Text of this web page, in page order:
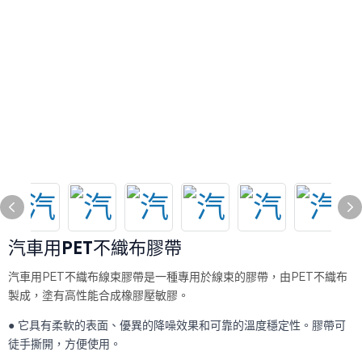
汽車用PET不織布膠帶
汽車用PET不織布線束膠帶是一種專用於線束的膠帶，由PET不織布
製成，塗有高性能合成橡膠壓敏膠。
● 它具有柔軟的表面、優異的降噪效果和可靠的溫度穩定性。膠帶可
徒手撕開，方便使用。